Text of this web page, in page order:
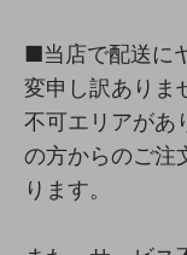
■当店で配送に
変申し訳ありま
不可エリアがあ
の方からのご注
ります。